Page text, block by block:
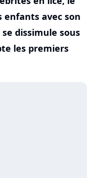
enfants avec son
dissimule sous
les premiers